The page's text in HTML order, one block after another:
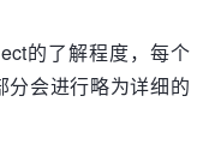
的了解程度，每个
分会进行略为详细的